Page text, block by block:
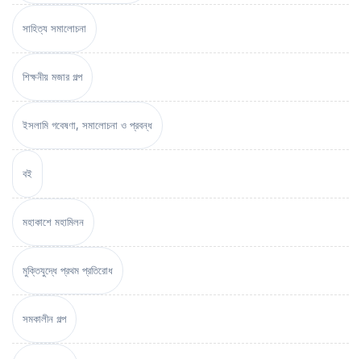
সাহিত্য সমালোচনা
শিক্ষনীয় মজার গল্প
ইসলামি গবেষণা, সমালোচনা ও প্রবন্ধ
বই
মহাকাশে মহামিলন
মুক্তিযুদ্ধে প্রথম প্রতিরোধ
সমকালীন গল্প